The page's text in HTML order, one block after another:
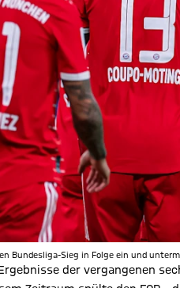
Bundesliga-Sieg in Folge ein und
der vergangenen